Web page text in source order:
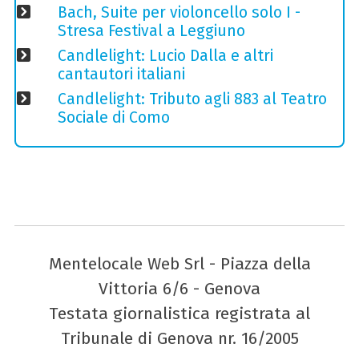
Bach, Suite per violoncello solo I -
Stresa Festival a Leggiuno
Candlelight: Lucio Dalla e altri
cantautori italiani
Candlelight: Tributo agli 883 al Teatro
Sociale di Como
Mentelocale Web Srl - Piazza della
Vittoria 6/6 - Genova
Testata giornalistica registrata al
Tribunale di Genova nr. 16/2005